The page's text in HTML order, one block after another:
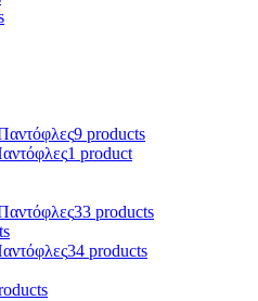
9 products
1 product
33 products
34 products